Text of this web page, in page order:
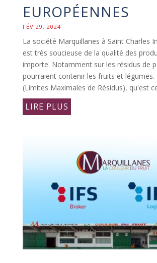
EUROPÉENNES
FÉV 29, 2024
La société Marquillanes à Saint Charles
est très soucieuse de la qualité des
importe. Notamment sur les résidus de
pourraient contenir les fruits et légumes.
(Limites Maximales de Résidus), qu'est
LIRE PLUS